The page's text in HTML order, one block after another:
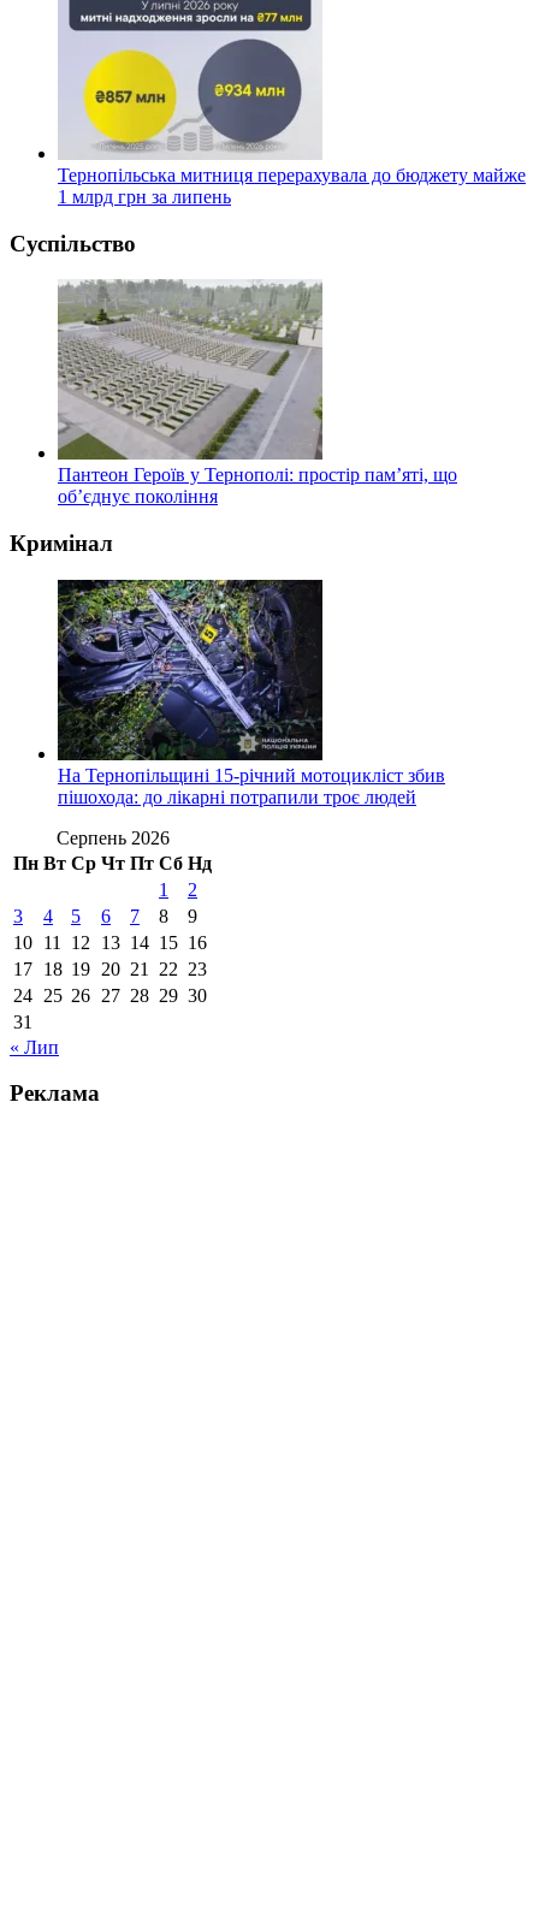
Тернопільська митниця перерахувала до бюджету майже
1 млрд грн за липень
Суспільство
Пантеон Героїв у Тернополі: простір пам’яті, що
об’єднує покоління
Кримінал
На Тернопільщині 15-річний мотоцикліст збив
пішохода: до лікарні потрапили троє людей
Серпень 2026
Пн Вт Ср Чт Пт Сб Нд
1
2
3
4 5 6 7 8
9
10 11 12 13 14 15 16
17 18 19 20 21 22 23
24 25 26 27 28 29 30
31
« Лип
Реклама